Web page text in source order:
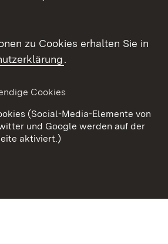
Datenschutz
Cookies
zu Cookies erhalten Sie in
.
Cookies
(Social-Media-Elemente von
und Google werden auf der
aktiviert.)